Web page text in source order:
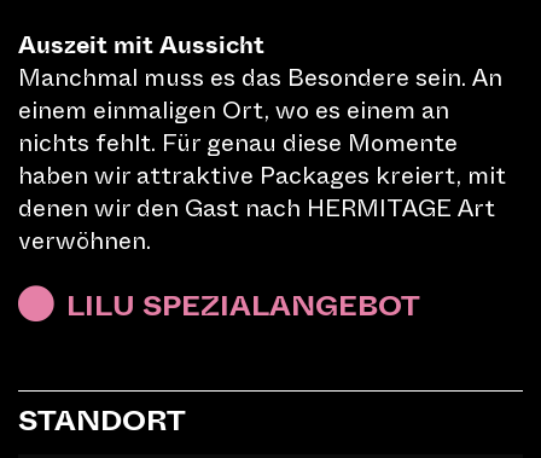
Auszeit mit Aussicht
Manchmal muss es das Besondere sein. An
einem einmaligen Ort, wo es einem an
nichts fehlt. Für genau diese Momente
haben wir attraktive Packages kreiert, mit
denen wir den Gast nach HERMITAGE Art
verwöhnen.
LILU SPEZIALANGEBOT
STANDORT
LILU-FOTOKURS
P&M PHOTO MEDIA Luzern
ZEITEN
TICKETS
AFTERMOVIE